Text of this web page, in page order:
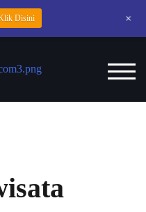
Disini +